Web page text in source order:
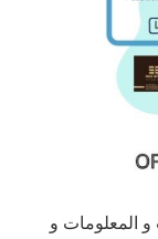
المعلومات و